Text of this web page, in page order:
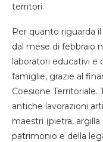
territori.
Per quanto riguarda il
dal mese di febbraio
laboratori educativi e
famiglie, grazie al
Coesione
antiche lavorazioni
maestri (pietra,
patrimonio e della